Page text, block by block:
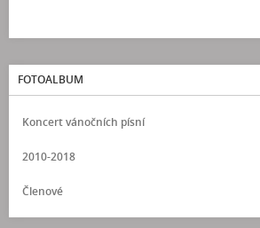
FOTOALBUM
Koncert vánočních písní
2010-2018
Členové